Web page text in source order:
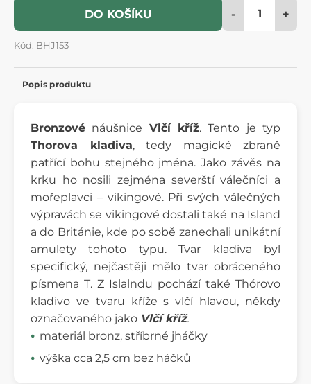
DO KOŠÍKU - +
Kód: BHJ153
Popis produktu
Bronzové náušnice Vlčí kříž. Tento je typ
Thorova kladiva,
tedy magické zbraně
patřící bohu stejného jména. Jako závěs na
krku ho nosili zejména severští válečníci a
mořeplavci – vikingové. Při svých válečných
výpravách se vikingové dostali také na Island
a do Británie, kde po sobě zanechali unikátní
amulety tohoto typu. Tvar kladiva byl
specifický, nejčastěji mělo tvar obráceného
písmena T. Z Islalndu pochází také Thórovo
kladivo ve tvaru kříže s vlčí hlavou, někdy
označovaného jako Vlčí kříž.
materiál bronz, stříbrné jháčky
výška cca 2,5 cm bez háčků